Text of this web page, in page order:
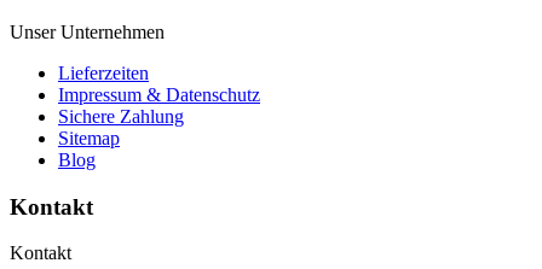
Unser Unternehmen
Lieferzeiten
Impressum & Datenschutz
Sichere Zahlung
Sitemap
Blog
Kontakt
Kontakt